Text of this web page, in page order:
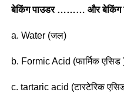
बेकिंग पाउडर ……… और बेकिंग
a. Water (जल)
b. Formic Acid (फार्मिक एसिड
c. tartaric acid (टारटेरिक